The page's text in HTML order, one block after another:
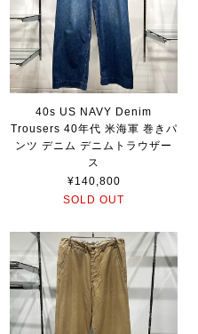
40s US NAVY Denim
Trousers 40年代 米海軍 巻きパ
ンツ デニム デニムトラウザー
ス
¥140,800
SOLD OUT